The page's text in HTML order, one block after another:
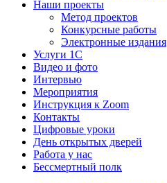
Наши проекты
Метод проектов
Конкурсные работы
Электронные издания
Услуги 1C
Видео и фото
Интервью
Мероприятия
Инструкция к Zoom
Контакты
Цифровые уроки
День открытых дверей
Работа у нас
Бессмертный полк